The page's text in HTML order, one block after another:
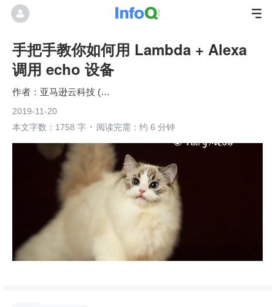
手把手教你如何用 Lambda + Alexa
调用 echo 设备
亚马逊云科技 (Amazon Web Services）
2019-11-20
本文字数：1758 字
阅读完需：约 6 分钟